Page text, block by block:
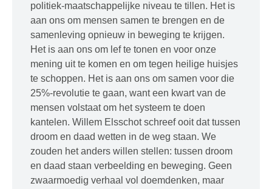
politiek-maatschappelijke niveau te tillen. Het is
aan ons om mensen samen te brengen en de
samenleving opnieuw in beweging te krijgen.
Het is aan ons om lef te tonen en voor onze
mening uit te komen en om tegen heilige huisjes
te schoppen. Het is aan ons om samen voor die
25%-revolutie te gaan, want een kwart van de
mensen volstaat om het systeem te doen
kantelen. Willem Elsschot schreef ooit dat tussen
droom en daad wetten in de weg staan. We
zouden het anders willen stellen: tussen droom
en daad staan verbeelding en beweging. Geen
zwaarmoedig verhaal vol doemdenken, maar